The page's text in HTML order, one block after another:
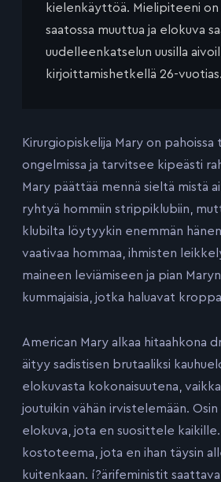
kielenkäyttöä. Mielipiteeni on
saatossa muuttua ja elokuva
uudelleenkatselun uusilla
kirjoittamishetkellä 26-vuotias.
Kirurgiopiskelija Mary on pahoissa
ongelmissa ja tarvitsee kipeästi
Mary päättää mennä sieltä mistä
ryhtyä hommiin strippiklubiin,
klubilta löytyykin enemmän
vaativaa hommaa, ihmisten
maineen leviämiseen ja pian
kummajaisia, jotka haluavat
American Mary alkaa hitaahkona
äityy sadistisen brutaaliksi
elokuvasta kokonaisuutena,
joutuikin vähän irvistelemään.
elokuva, jota en suosittele
kostoteema, jota en ihan täysin
kuitenkaan. í?ärifeministit